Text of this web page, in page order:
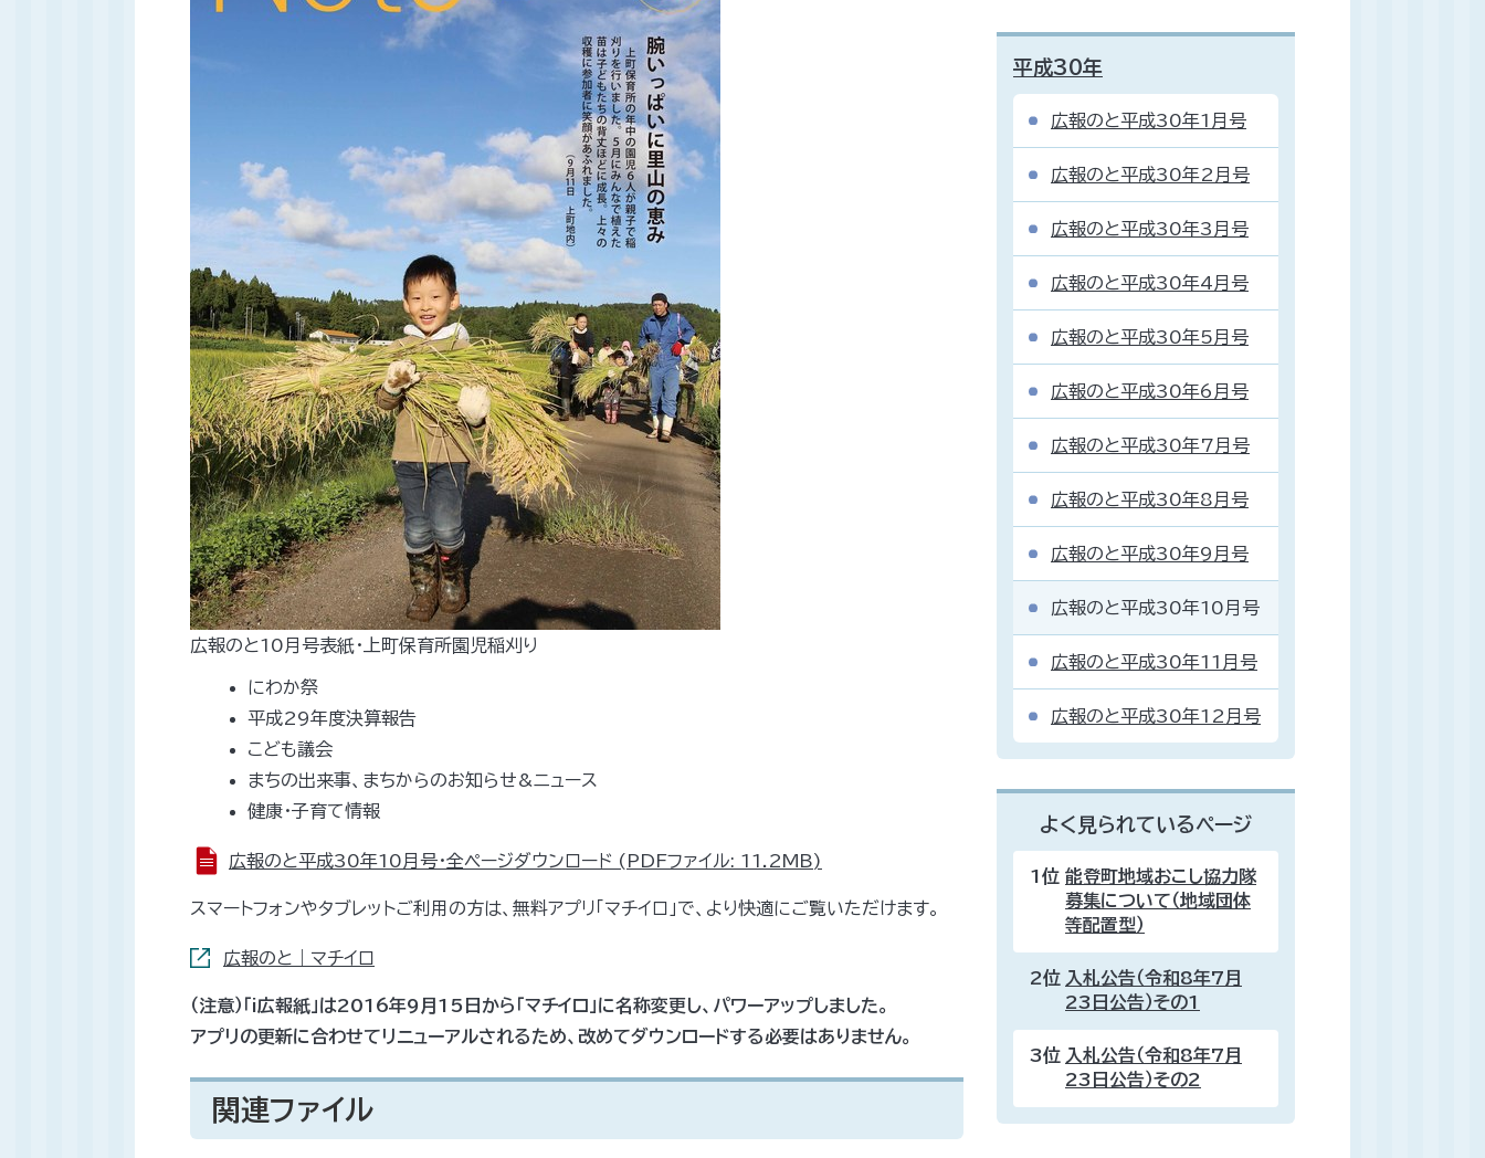
広報のと10月号表紙・上町保育所園児稲刈り
にわか祭
平成29年度決算報告
こども議会
まちの出来事、まちからのお知らせ&ニュース
健康・子育て情報
広報のと平成30年10月号・全ページダウンロード (PDFファイル: 11.2MB)
スマートフォンやタブレットご利用の方は、無料アプリ「マチイロ」で、より快適にご覧いただけます。
広報のと｜マチイロ
（注意）「i広報紙」は2016年9月15日から「マチイロ」に名称変更し、パワーアップしました。
アプリの更新に合わせてリニューアルされるため、改めてダウンロードする必要はありません。
関連ファイル
平成30年
広報のと平成30年1月号
広報のと平成30年2月号
広報のと平成30年3月号
広報のと平成30年4月号
広報のと平成30年5月号
広報のと平成30年6月号
広報のと平成30年7月号
広報のと平成30年8月号
広報のと平成30年9月号
広報のと平成30年10月号
広報のと平成30年11月号
広報のと平成30年12月号
よく見られているページ
1位 能登町地域おこし協力隊
募集について（地域団体
等配置型）
2位 入札公告（令和8年7月
23日公告）その1
3位 入札公告（令和8年7月
23日公告）その2